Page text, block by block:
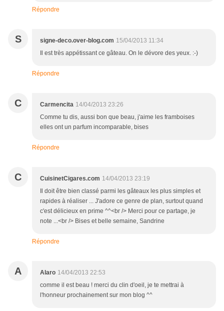
Répondre
S signe-deco.over-blog.com 15/04/2013 11:34
Il est très appétissant ce gâteau. On le dévore des yeux. :-)
Répondre
C Carmencita 14/04/2013 23:26
Comme tu dis, aussi bon que beau, j'aime les framboises
elles ont un parfum incomparable, bises
Répondre
C CuisinetCigares.com 14/04/2013 23:19
Il doit être bien classé parmi les gâteaux les plus simples et
rapides à réaliser ... J'adore ce genre de plan, surtout quand
c'est délicieux en prime ^^<br /> Merci pour ce partage, je
note ...<br /> Bises et belle semaine, Sandrine
Répondre
A Alaro 14/04/2013 22:53
comme il est beau ! merci du clin d'oeil, je te mettrai à
l'honneur prochainement sur mon blog ^^